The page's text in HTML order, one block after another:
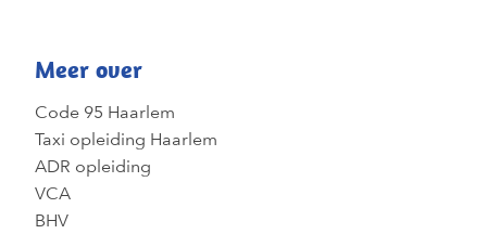
Meer over
Code 95 Haarlem
Taxi opleiding Haarlem
ADR opleiding
VCA
BHV